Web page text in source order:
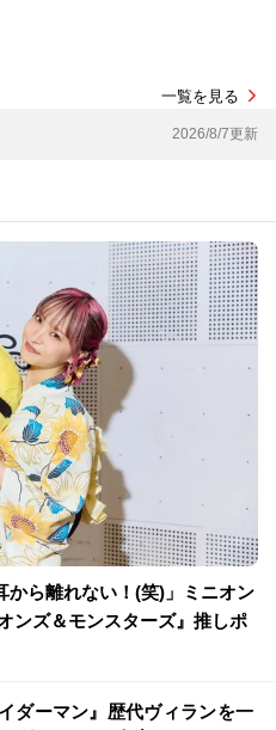
一覧を見る
2026/8/7更新
から離れない！(笑)」ミニオン
ンズ＆モンスターズ』推しポ
イダーマン』歴代ヴィランを一